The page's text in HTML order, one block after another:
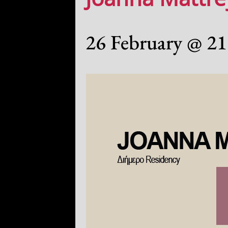
26 February @